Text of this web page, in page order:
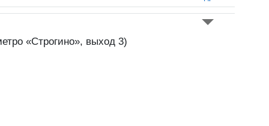
«Строгино», выход 3)